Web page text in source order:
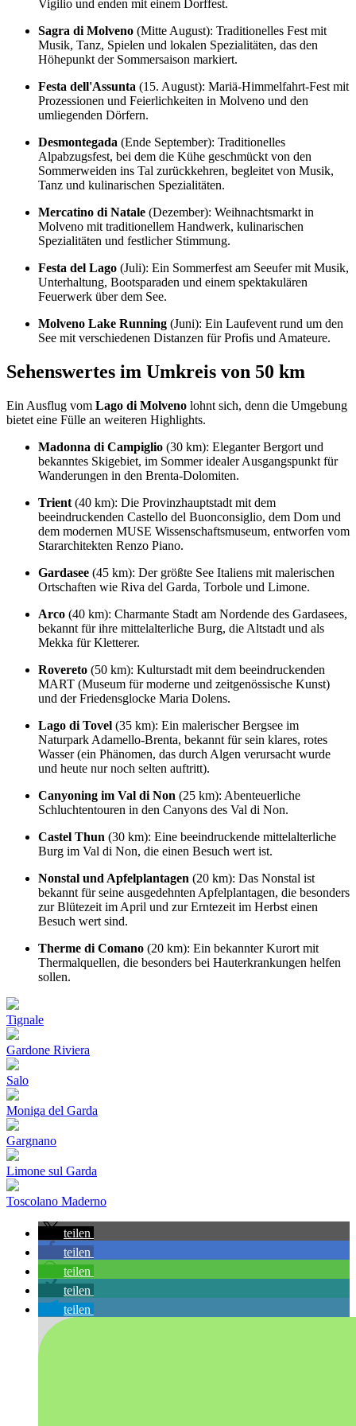
Vigilio und enden mit einem Dorffest.
Sagra di Molveno (Mitte August): Traditionelles Fest mit
Musik, Tanz, Spielen und lokalen Spezialitäten, das den
Höhepunkt der Sommersaison markiert.
Festa dell'Assunta (15. August): Mariä-Himmelfahrt-Fest mit
Prozessionen und Feierlichkeiten in Molveno und den
umliegenden Dörfern.
Desmontegada (Ende September): Traditionelles
Alpabzugsfest, bei dem die Kühe geschmückt von den
Sommerweiden ins Tal zurückkehren, begleitet von Musik,
Tanz und kulinarischen Spezialitäten.
Mercatino di Natale (Dezember): Weihnachtsmarkt in
Molveno mit traditionellem Handwerk, kulinarischen
Spezialitäten und festlicher Stimmung.
Festa del Lago (Juli): Ein Sommerfest am Seeufer mit Musik,
Unterhaltung, Bootsparaden und einem spektakulären
Feuerwerk über dem See.
Molveno Lake Running (Juni): Ein Laufevent rund um den
See mit verschiedenen Distanzen für Profis und Amateure.
Sehenswertes im Umkreis von 50 km
Ein Ausflug vom Lago di Molveno lohnt sich, denn die Umgebung
bietet eine Fülle an weiteren Highlights.
Madonna di Campiglio (30 km): Eleganter Bergort und
bekanntes Skigebiet, im Sommer idealer Ausgangspunkt für
Wanderungen in den Brenta-Dolomiten.
Trient (40 km): Die Provinzhauptstadt mit dem
beeindruckenden Castello del Buonconsiglio, dem Dom und
dem modernen MUSE Wissenschaftsmuseum, entworfen vom
Stararchitekten Renzo Piano.
Gardasee (45 km): Der größte See Italiens mit malerischen
Ortschaften wie Riva del Garda, Torbole und Limone.
Arco (40 km): Charmante Stadt am Nordende des Gardasees,
bekannt für ihre mittelalterliche Burg, die Altstadt und als
Mekka für Kletterer.
Rovereto (50 km): Kulturstadt mit dem beeindruckenden
MART (Museum für moderne und zeitgenössische Kunst)
und der Friedensglocke Maria Dolens.
Lago di Tovel (35 km): Ein malerischer Bergsee im
Naturpark Adamello-Brenta, bekannt für sein klares, rotes
Wasser (ein Phänomen, das durch Algen verursacht wurde
und heute nur noch selten auftritt).
Canyoning im Val di Non (25 km): Abenteuerliche
Schluchtentouren in den Canyons des Val di Non.
Castel Thun (30 km): Eine beeindruckende mittelalterliche
Burg im Val di Non, die einen Besuch wert ist.
Nonstal und Apfelplantagen (20 km): Das Nonstal ist
bekannt für seine ausgedehnten Apfelplantagen, die besonders
zur Blütezeit im April und zur Erntezeit im Herbst einen
Besuch wert sind.
Therme di Comano (20 km): Ein bekannter Kurort mit
Thermalquellen, die besonders bei Hauterkrankungen helfen
sollen.
Tignale
Gardone Riviera
Salo
Moniga del Garda
Gargnano
Limone sul Garda
Toscolano Maderno
teilen
teilen
teilen
teilen
teilen